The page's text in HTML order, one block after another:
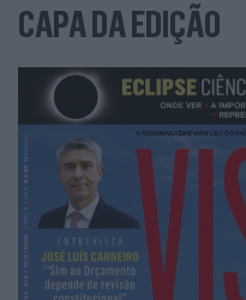
CAPA DA EDIÇÃO